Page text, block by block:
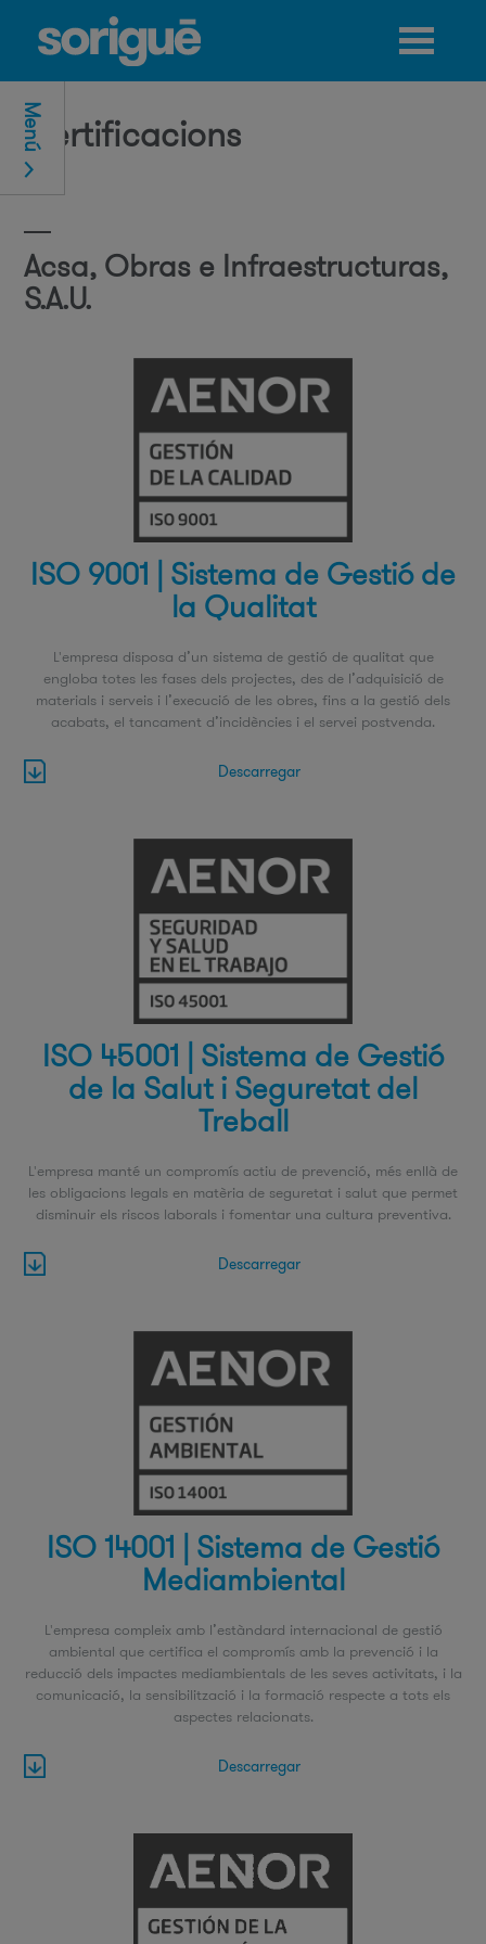
Jump to navigation
Certificacions
Acsa, Obras e Infraestructuras,
S.A.U.
ISO 9001 | Sistema de Gestió de
la Qualitat
L'empresa disposa d’un sistema de gestió de qualitat que
engloba totes les fases dels projectes, des de l’adquisició de
materials i serveis i l’execució de les obres, fins a la gestió dels
acabats, el tancament d’incidències i el servei postvenda.
Descarregar
ISO 45001 | Sistema de Gestió
de la Salut i Seguretat del
Treball
L'empresa manté un compromís actiu de prevenció, més enllà de
les obligacions legals en matèria de seguretat i salut que permet
disminuir els riscos laborals i fomentar una cultura preventiva.
Descarregar
ISO 14001 | Sistema de Gestió
Mediambiental
L'empresa compleix amb l’estàndard internacional de gestió
ambiental que certifica el compromís amb la prevenció i la
reducció dels impactes mediambientals de les seves activitats, i la
comunicació, la sensibilització i la formació respecte a tots els
aspectes relacionats.
Descarregar
Menú